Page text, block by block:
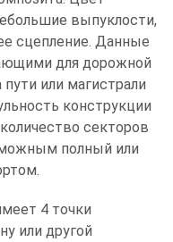
выпуклости,
сцепление. Данные
для дорожной
или магистрали
конструкции
секторов
полный или
4 точки
или другой